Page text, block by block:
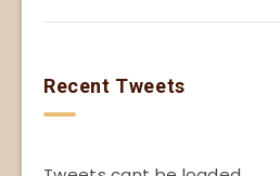
Recent Tweets